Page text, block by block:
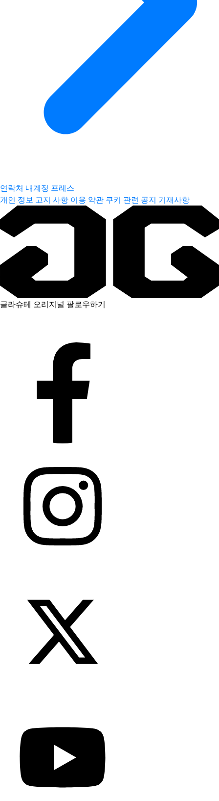
연락처 내계정 프레스
개인 정보 고지 사항 이용 약관 쿠키 관련 공지 기재사항
글라슈테 오리지널 팔로우하기